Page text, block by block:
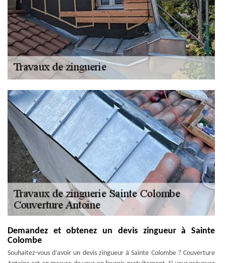
Demandez et obtenez un devis zingueur à Sainte
Colombe
Souhaitez-vous d’avoir un devis zingueur à Sainte Colombe ? Couverture